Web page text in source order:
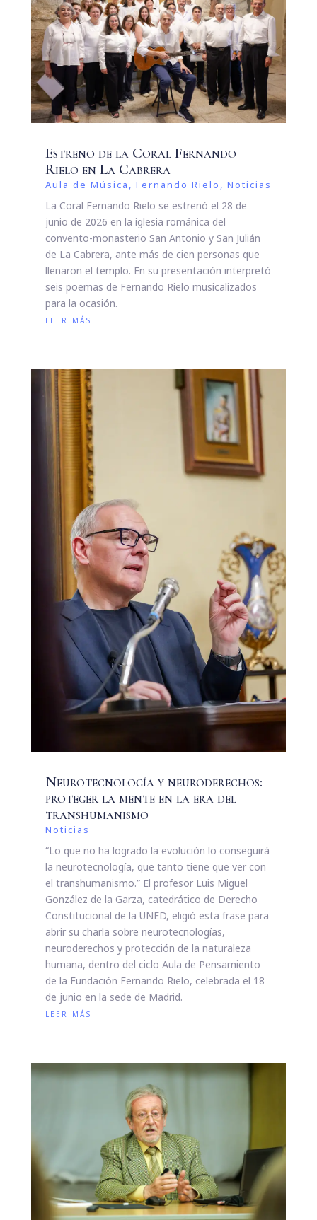
Estreno de la Coral Fernando
Rielo en La Cabrera
Aula de Música , Fernando Rielo , Noticias
La Coral Fernando Rielo se estrenó el 28 de
junio de 2026 en la iglesia románica del
convento-monasterio San Antonio y San Julián
de La Cabrera, ante más de cien personas que
llenaron el templo. En su presentación interpretó
seis poemas de Fernando Rielo musicalizados
para la ocasión.
leer más
Neurotecnología y neuroderechos:
proteger la mente en la era del
transhumanismo
Noticias
“Lo que no ha logrado la evolución lo conseguirá
la neurotecnología, que tanto tiene que ver con
el transhumanismo.” El profesor Luis Miguel
González de la Garza, catedrático de Derecho
Constitucional de la UNED, eligió esta frase para
abrir su charla sobre neurotecnologías,
neuroderechos y protección de la naturaleza
humana, dentro del ciclo Aula de Pensamiento
de la Fundación Fernando Rielo, celebrada el 18
de junio en la sede de Madrid.
leer más